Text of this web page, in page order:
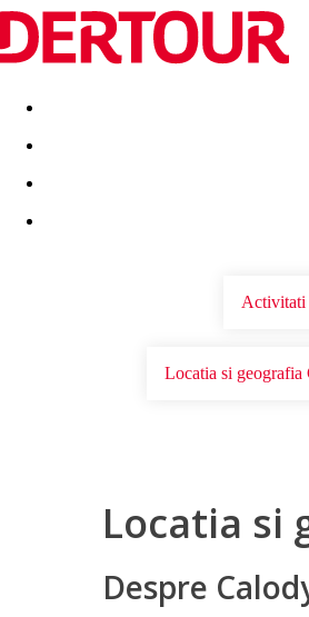
Destinatii Vacanta perfecta
Activitati
Locatia si geografia
Locatia si
Despre